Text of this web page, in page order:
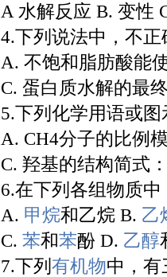
A 水解反应 B. 变性
4.下列说法中，不正
A. 不饱和脂肪酸能
C. 蛋白质水解的最
5.下列化学用语或
A. CH4分子的比例
C. 羟基的结构简式
6.在下列各组物质
A. 甲烷和乙烷 B. 乙
C. 苯和苯酚 D. 乙醇
7.下列 有机物中，有